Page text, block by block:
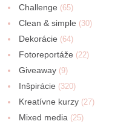
Challenge (65)
Clean & simple (30)
Dekorácie (64)
Fotoreportáže (22)
Giveaway (9)
Inšpirácie (320)
Kreatívne kurzy (27)
Mixed media (25)